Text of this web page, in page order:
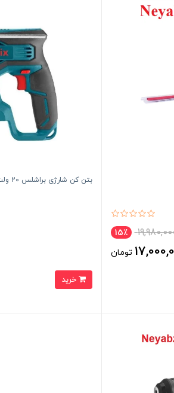
15٪
تومان
بتن کن شارژی براشلس 20 ولت رونیکس مدل 8910
خرید